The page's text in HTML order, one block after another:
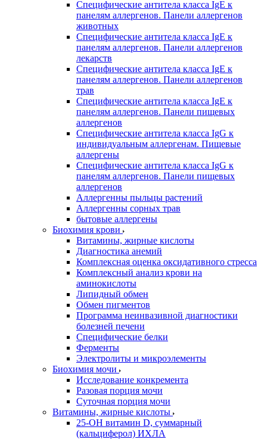
Специфические антитела класса IgE к
панелям аллергенов. Панели аллергенов
животных
Специфические антитела класса IgE к
панелям аллергенов. Панели аллергенов
лекарств
Специфические антитела класса IgE к
панелям аллергенов. Панели аллергенов
трав
Специфические антитела класса IgE к
панелям аллергенов. Панели пищевых
аллергенов
Специфические антитела класса IgG к
индивидуальным аллергенам. Пищевые
аллергены
Специфические антитела класса IgG к
панелям аллергенов. Панели пищевых
аллергенов
Аллергенны пыльцы растений
Аллергенны сорных трав
бытовые аллергены
Биохимия крови
Витамины, жирные кислоты
Диагностика анемий
Комплексная оценка оксидативного стресса
Комплексный анализ крови на
аминокислоты
Липидный обмен
Обмен пигментов
Программа неинвазивной диагностики
болезней печени
Специфические белки
Ферменты
Электролиты и микроэлементы
Биохимия мочи
Исследование конкремента
Разовая порция мочи
Суточная порция мочи
Витамины, жирные кислоты
25-OH витамин D, суммарный
(кальциферол) ИХЛА